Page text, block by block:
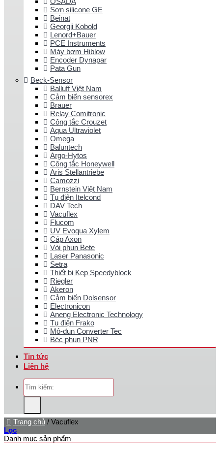
Sơn silicone GE
Beinat
Georgii Kobold
Lenord+Bauer
PCE Instruments
Máy bơm Hiblow
Encoder Dynapar
Pata Gun
Beck-Sensor
Balluff Việt Nam
Cảm biến sensorex
Brauer
Relay Comitronic
Công tắc Crouzet
Aqua Ultraviolet
Omega
Baluntech
Argo-Hytos
Công tắc Honeywell
Aris Stellantriebe
Camozzi
Bernstein Việt Nam
Tụ điện Itelcond
DAV Tech
Vacuflex
Flucom
UV Evoqua Xylem
Cáp Axon
Vòi phun Bete
Laser Panasonic
Setra
Thiết bị Kẹp Speedyblock
Riegler
Akeron
Cảm biến Dolsensor
Electronicon
Aneng Electronic Technology
Tụ điện Frako
Mô-đun Converter Tec
Béc phun PNR
Tin tức
Liên hệ
Tìm
kiếm:
Trang chủ / Vacuflex
Lọc
Danh mục sản phẩm